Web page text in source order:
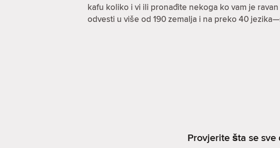
kafu koliko i vi ili pronađite nekoga ko vam je
odvesti u više od 190 zemalja i na preko 40
Provjerite šta se